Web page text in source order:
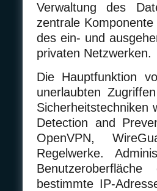
Verwaltung des
zentrale
des ein- und
privaten Netzwerken.
Die Hauptfunktion
unerlaubten
Sicherheitstechniken
Detection and
OpenVPN,
Regelwerke.
bestimmte IP-